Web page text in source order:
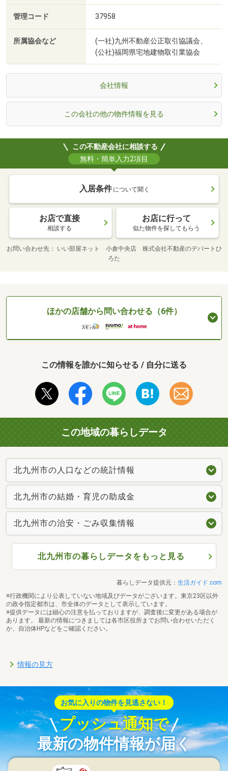
管理コード 37958
所属協会など
(一社)九州不動産公正取引協議会、
(公社)福岡県宅地建物取引業協会
会社情報
この会社の他の物件情報を見る
この不動産会社に相談する
無料・簡単入力2項目
入居条件 について聞く
お店で直接
相談する
お店に行って
似た物件を探してもらう
お問い合わせ先
いい部屋ネット 小倉中央店 株式会社不動産のデパートひ
ろた
ほかの店舗から問い合わせる（6件）
この情報を誰かに知らせる / 自分に送る
この地域の暮らしデータ
北九州市の人口などの統計情報
北九州市の結婚・育児の助成金
北九州市の治安・ごみ収集情報
北九州市の暮らしデータをもっと見る
暮らしデータ提供元： 生活ガイド.com
※行政機関により公表していない地域及びデータがございます。東京23区以外
の政令指定都市は、市全体のデータとして表示しています。
※提供データには細心の注意を払っておりますが、調査後に変更がある場合が
あります。 最新の情報につきましては各市区役所までお問い合わせいただく
か、自治体HPなどをご確認ください。
情報の見方
お気に入りの物件を見逃さない！
プッシュ通知で
最新の物件情報が届く